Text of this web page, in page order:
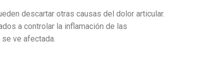
descartar otras causas del dolor articular.
a controlar la inflamación de las
ve afectada.